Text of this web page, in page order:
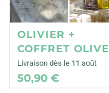
OLIVIER +
COFFRET OLIVE
Livraison dès le 11 août
50,90 €